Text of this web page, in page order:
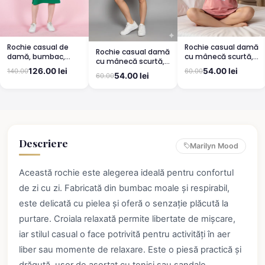
Rochie casual de
damă, bumbac,
mânecă scurtă-
culoare verde
140.00126.00 lei
Rochie casual damă
cu mânecă scurtă,
până la genunchi,
imprimeu Sweet,
60.0054.00 lei
Rochie casual damă
cu mânecă scurtă,
până la genunchi,
imprimeu ,,Sleep'',
60.0054.00 lei
Descriere Marilyn Mood
Această rochie este alegerea ideală pentru confortul
de zi cu zi. Fabricată din bumbac moale și respirabil,
este delicată cu pielea și oferă o senzație plăcută la
purtare. Croiala relaxată permite libertate de mișcare,
iar stilul casual o face potrivită pentru activități în aer
liber sau momente de relaxare. Este o piesă practică și